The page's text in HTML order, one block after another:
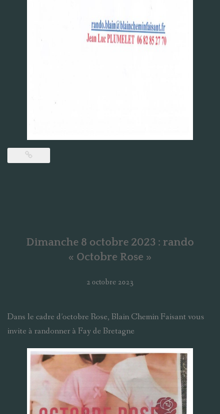
Dimanche 8 octobre 2023 : rando
« Octobre Rose »
2 octobre 2023
Dans le cadre d’octobre Rose, Blain Chemin Faisant vous
invite à randonner à Fay de Bretagne